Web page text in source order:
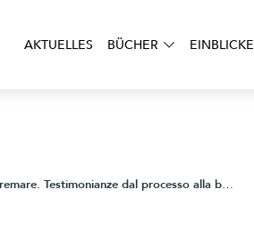
AKTUELLES BÜCHER EINBLICKE
dal processo alla banda Koch. Roma, febbraio-aprile 1944